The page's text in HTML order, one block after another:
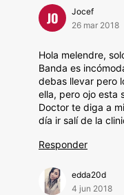
JO
Jocef
26 mar 2018
Hola melendre,
Banda es
debas llevar pero
ella, pero ojo esta
Doctor te diga a
día ir salí de la
Responder
edda20d
4 jun 2018